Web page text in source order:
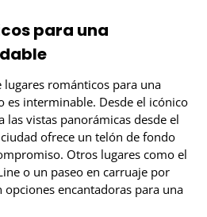
para una
lugares románticos para una
interminable. Desde el icónico
las vistas panorámicas desde el
ofrece un telón de fondo
Otros lugares como el
o un paseo en carruaje por
opciones encantadoras para una